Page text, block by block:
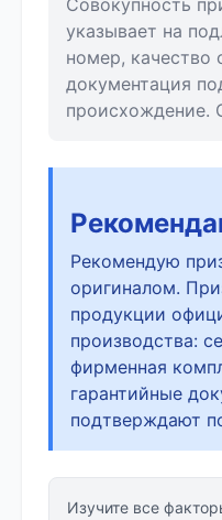
указывает на
номер, качество
документация
происхождение.
Рекомендую
оригиналом.
продукции
производства:
фирменная
гарантийные
подтверждают
Изучите все